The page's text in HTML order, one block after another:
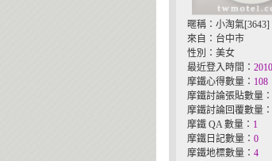
暱稱：小淘氣[3643]
來自：台中市
性別：美女
最近登入時間：
摩鐵心得數量： 108
摩鐵討論張貼數量：
摩鐵討論回覆數量：
摩鐵 QA 數量： 1
摩鐵日記數量： 0
摩鐵地標數量： 4